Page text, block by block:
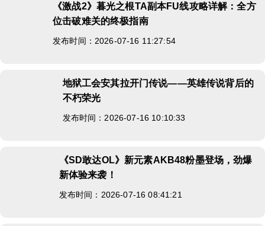
《激战2》暮光之根TA副本FU线攻略详解：全方
位击破难关的终极指南
发布时间：2026-07-16 11:27:54
地狱工会安其拉开门传说——英雄传说背后的
不朽荣光
发布时间：2026-07-16 10:10:33
《SD敢达OL》新元素AKB48粉墨登场，劲爆
新体验来袭！
发布时间：2026-07-16 08:41:21